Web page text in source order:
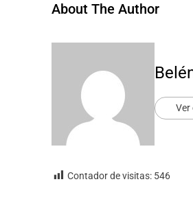
About The Author
Ver
Contador de visitas: 546